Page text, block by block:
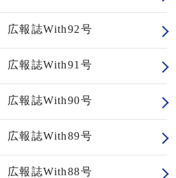
広報誌With92号
広報誌With91号
広報誌With90号
広報誌With89号
広報誌With88号